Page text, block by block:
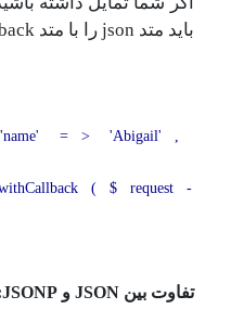
باید متد json‌ را با متد withCallback‌ ترکیب کنید:
'name' = > 'Abigail'
,
( $ request
-
تفاوت بین JSON و JSONP: